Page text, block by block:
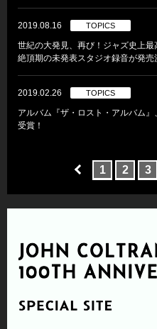
2019.08.16 TOPICS
世紀の大発見、再び！ジャズ史上
絶頂期の未発表スタジオ録音が発売
2019.02.26 TOPICS
アルバム『ザ・ロスト・アルバム
受賞！
1 2 3